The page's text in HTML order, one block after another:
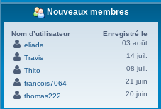
Nouveaux membres
Nom d’utilisateur
Enregistré le
eliada
03 août
Travis
14 juil.
Thito
08 juil.
francois7064
21 juin
thomas222
20 juin